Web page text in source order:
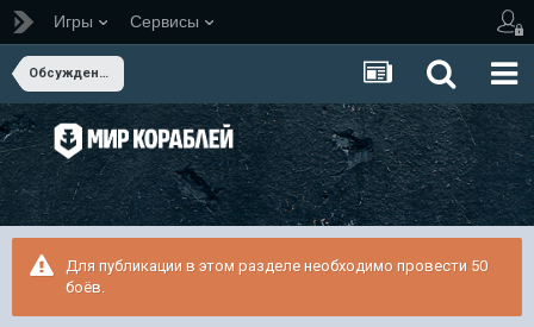
Игры Сервисы
Обсуждение Мира Кораблей
Для публикации в этом разделе необходимо провести 50
боёв.